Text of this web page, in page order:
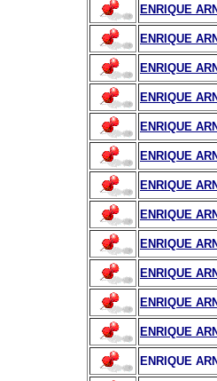
ENRIQUE
ENRIQUE
ENRIQUE
ENRIQUE
ENRIQUE
ENRIQUE
ENRIQUE
ENRIQUE
ENRIQUE
ENRIQUE
ENRIQUE
ENRIQUE
ENRIQUE